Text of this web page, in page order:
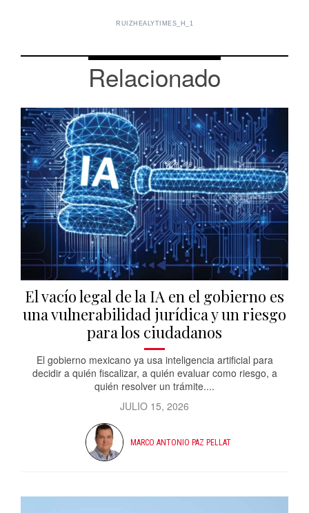
RUIZHEALYTIMES_H_1
Relacionado
El vacío legal de la IA en el gobierno es
una vulnerabilidad jurídica y un riesgo
para los ciudadanos
El gobierno mexicano ya usa inteligencia artificial para
decidir a quién fiscalizar, a quién evaluar como riesgo, a
quién resolver un trámite....
JULIO 15, 2026
MARCO ANTONIO PAZ PELLAT